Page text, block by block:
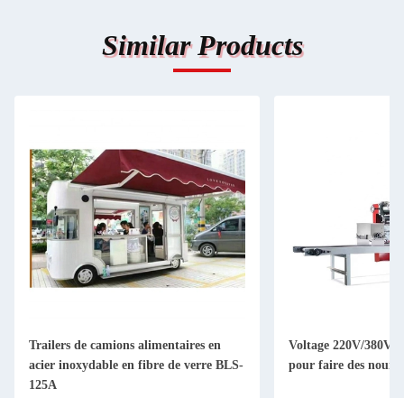
Similar Products
Trailers de camions alimentaires en
acier inoxydable en fibre de verre BLS-
125A
Voltage 220V/380V
pour faire des